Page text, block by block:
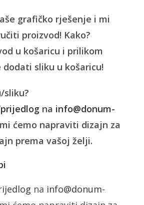
grafičko rješenje i mi
proizvod! Kako?
u košaricu i prilikom
sliku u košaricu!
sliku?
na info@donum-
ćemo napraviti dizajn za
prema vašoj želji.
na info@donum-